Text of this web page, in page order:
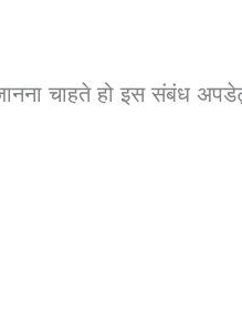
चाहते हो इस संबंध